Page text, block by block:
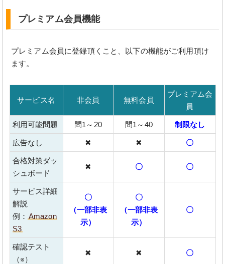
プレミアム会員機能
プレミアム会員に登録頂くこと、以下の機能がご利用頂け
ます。
サービス名 非会員 無料会員
プレミアム会
員
利用可能問題 問1～20 問1～40 制限なし
広告なし ✖ ✖ 〇
合格対策ダッ
シュボード
✖ 〇 〇
サービス詳細
解説
例： Amazon
S3
〇
（一部非表
示）
〇
（一部非表
示）
〇
確認テスト
（※）
✖ ✖ 〇